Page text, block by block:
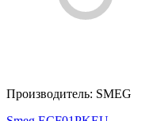
Производитель: SMEG